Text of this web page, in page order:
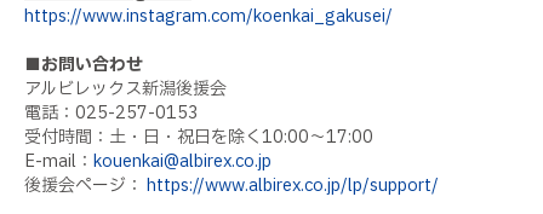
https://www.instagram.com/koenkai_gakusei/
■お問い合わせ
アルビレックス新潟後援会
電話： 025-257-0153
受付時間：土・日・祝日を除く10:00〜17:00
E-mail： kouenkai@albirex.co.jp
後援会ページ： https://www.albirex.co.jp/lp/support/